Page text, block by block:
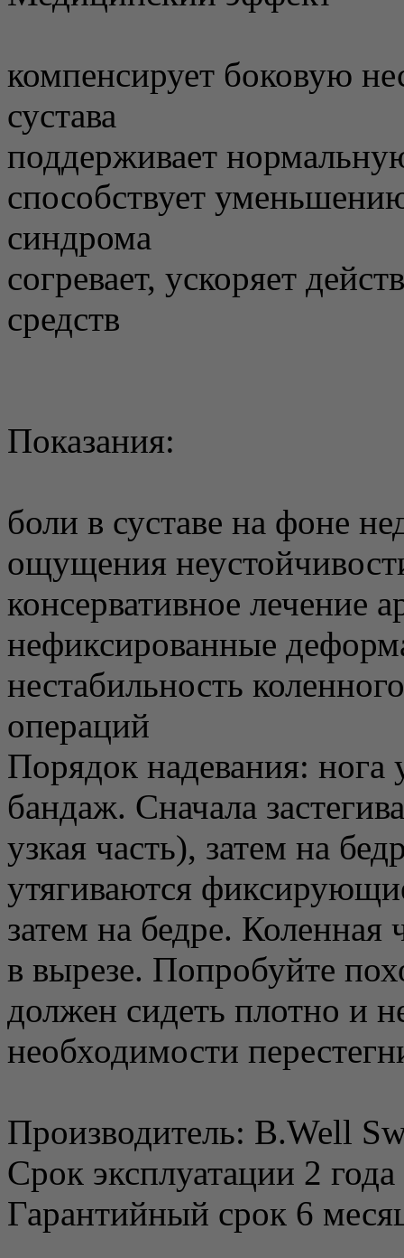
компенсирует боковую
сустава
поддерживает
способствует
синдрома
согревает, ускоряет
средств
Показания:
боли в суставе на фоне
ощущения
консервативное лечение
нефиксированные
нестабильность
операций
Порядок надевания: нога
бандаж. Сначала
узкая часть), затем на
утягиваются
затем на бедре.
в вырезе. Попробуйте
должен сидеть плотно и
необходимости
Производитель: B.Well
Срок эксплуатации 2 года
Гарантийный срок 6